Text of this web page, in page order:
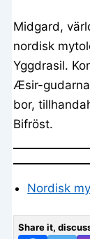
Midgard,
nordisk
Yggdrasil.
Æsir-
bor,
Bifröst.
Nordisk
Share it,